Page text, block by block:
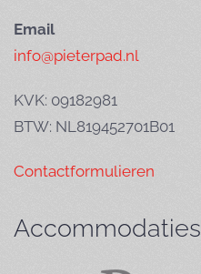
Email
info@pieterpad.nl
KVK: 09182981
BTW: NL819452701B01
Contactformulieren
Accommodaties